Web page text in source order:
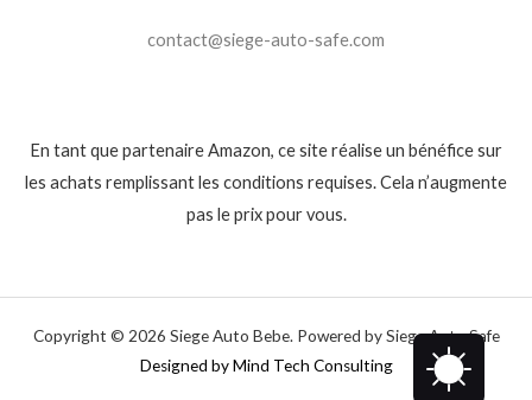
contact@siege-auto-safe.com
En tant que partenaire Amazon, ce site réalise un bénéfice sur
les achats remplissant les conditions requises. Cela n’augmente
pas le prix pour vous.
Copyright © 2026 Siege Auto Bebe. Powered by Siege Auto Safe
Designed by Mind Tech Consulting